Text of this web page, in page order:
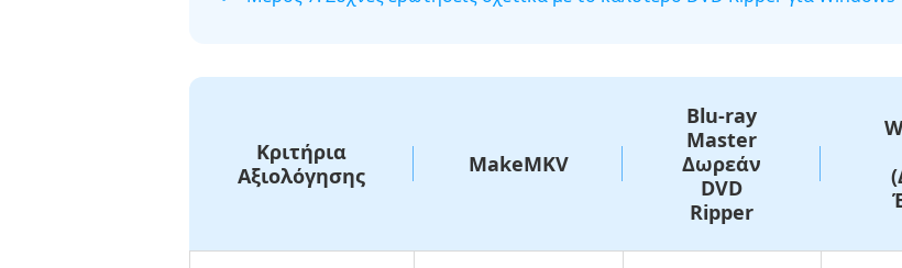
Κριτήρια
Αξιολόγησης
MakeMKV
Blu-ray
Master
Δωρεάν
DVD
Ripper